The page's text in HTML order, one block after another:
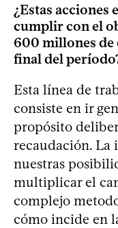
¿Estas acciones
cumplir con el
600 millones de
final del
Esta línea de
consiste en ir
propósito
recaudación. La
nuestras
multiplicar el
complejo
cómo incide en